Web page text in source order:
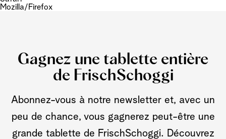
Mozilla/Firefox
Gagnez une tablette entière
de FrischSchoggi
Abonnez-vous à notre newsletter et, avec un
peu de chance, vous gagnerez peut-être une
grande tablette de FrischSchoggi. Découvrez